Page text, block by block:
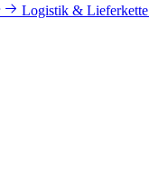
Logistik & Lieferkette